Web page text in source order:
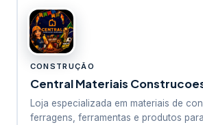
CONSTRUÇÃO
Central Materiais
Loja especializada em materiais de
ferragens, ferramentas e produtos